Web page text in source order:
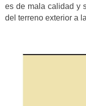
es de mala calidad y
del terreno exterior a